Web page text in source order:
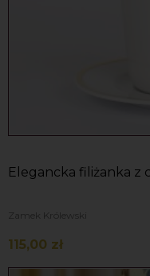
Elegancka filiżanka z
Zamek Królewski
115,00 zł